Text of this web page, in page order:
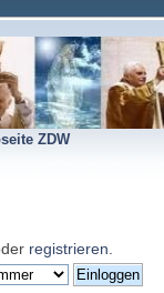
ZDW
registrieren